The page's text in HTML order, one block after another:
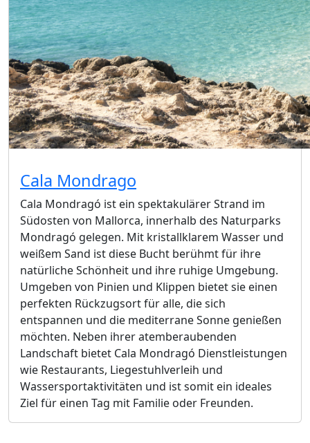
Cala Mondrago
Cala Mondragó ist ein spektakulärer Strand im
Südosten von Mallorca, innerhalb des Naturparks
Mondragó gelegen. Mit kristallklarem Wasser und
weißem Sand ist diese Bucht berühmt für ihre
natürliche Schönheit und ihre ruhige Umgebung.
Umgeben von Pinien und Klippen bietet sie einen
perfekten Rückzugsort für alle, die sich
entspannen und die mediterrane Sonne genießen
möchten. Neben ihrer atemberaubenden
Landschaft bietet Cala Mondragó Dienstleistungen
wie Restaurants, Liegestuhlverleih und
Wassersportaktivitäten und ist somit ein ideales
Ziel für einen Tag mit Familie oder Freunden.